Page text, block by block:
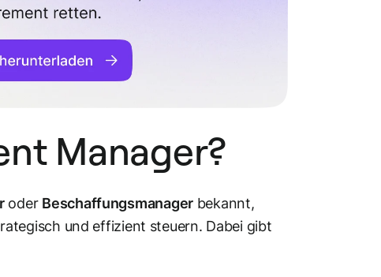
Manager?
oder Beschaffungsmanager bekannt,
und effizient steuern. Dabei gibt